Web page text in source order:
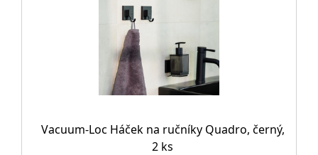
Vacuum-Loc Háček na ručníky Quadro, černý,
2 ks